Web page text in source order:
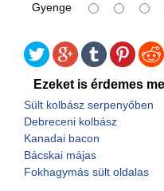
Gyenge
Ezeket is érdemes
Sült kolbász serpenyőben
Debreceni kolbász
Kanadai bacon
Bácskai májas
Fokhagymás sült oldalas